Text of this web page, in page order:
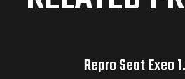
Repro Seat Exeo